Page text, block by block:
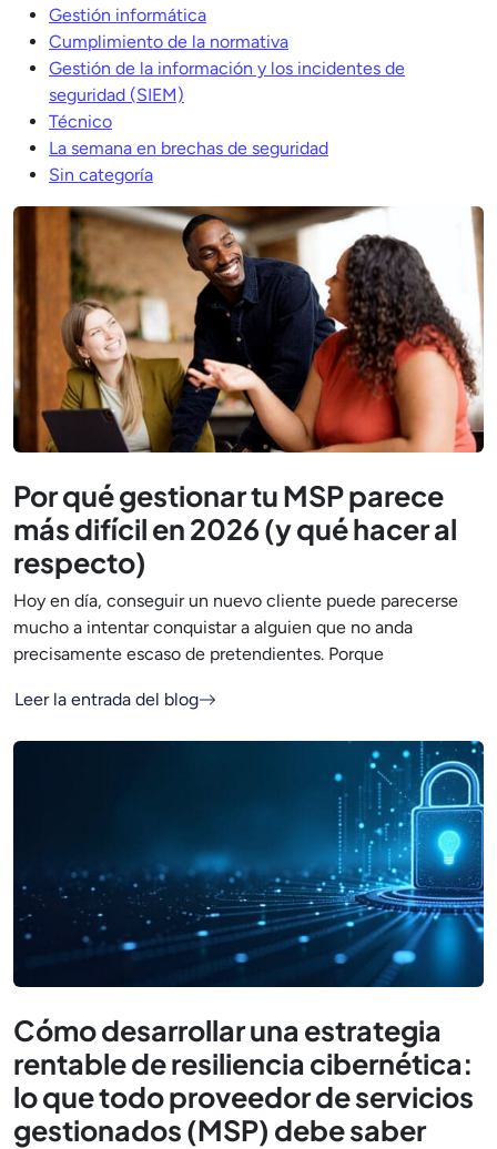
Gestión informática
Cumplimiento de la normativa
Gestión de la información y los incidentes de
seguridad (SIEM)
Técnico
La semana en brechas de seguridad
Sin categoría
Por qué gestionar tu MSP parece
más difícil en 2026 (y qué hacer al
respecto)
Hoy en día, conseguir un nuevo cliente puede parecerse
mucho a intentar conquistar a alguien que no anda
precisamente escaso de pretendientes. Porque
Leer la entrada del blog
Cómo desarrollar una estrategia
rentable de resiliencia cibernética:
lo que todo proveedor de servicios
gestionados (MSP) debe saber